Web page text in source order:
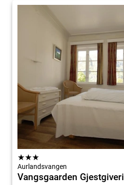
★★★
Aurlandsvangen
Vangsgaarden Gjestgiveri